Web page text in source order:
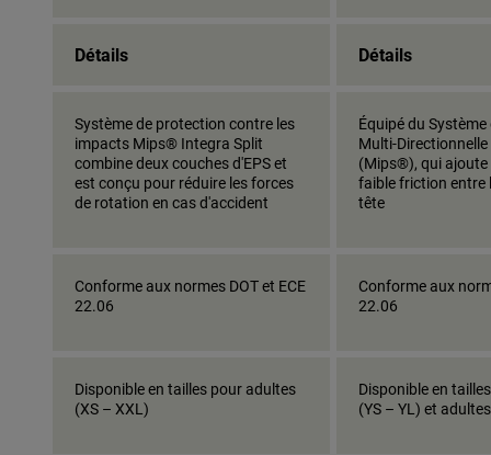
Détails Détails
Système de protection contre les
impacts Mips® Integra Split
combine deux couches d'EPS et
est conçu pour réduire les forces
de rotation en cas d'accident
Équipé du
Multi-
(Mips®), qui ajoute
faible friction entre
tête
Conforme aux normes DOT et ECE
22.06
Conforme aux
22.06
Disponible en tailles pour adultes
(XS – XXL)
Disponible en
(YS – YL) et